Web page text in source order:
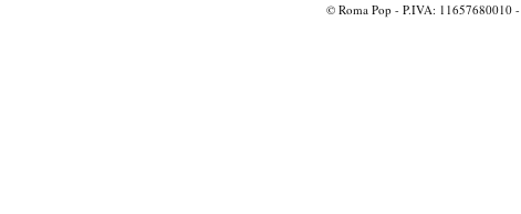
© Roma Pop - P.IVA: 11657680010 -